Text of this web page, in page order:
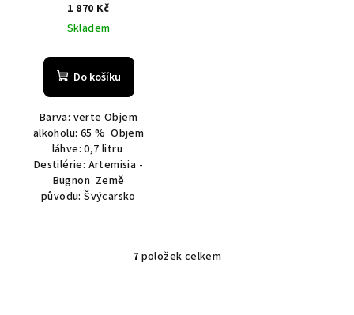
1 870 Kč
Skladem
Do košíku
Barva: verte Objem
alkoholu: 65 % Objem
láhve: 0,7 litru
Destilérie: Artemisia -
Bugnon Země
původu: Švýcarsko
O
7 položek celkem